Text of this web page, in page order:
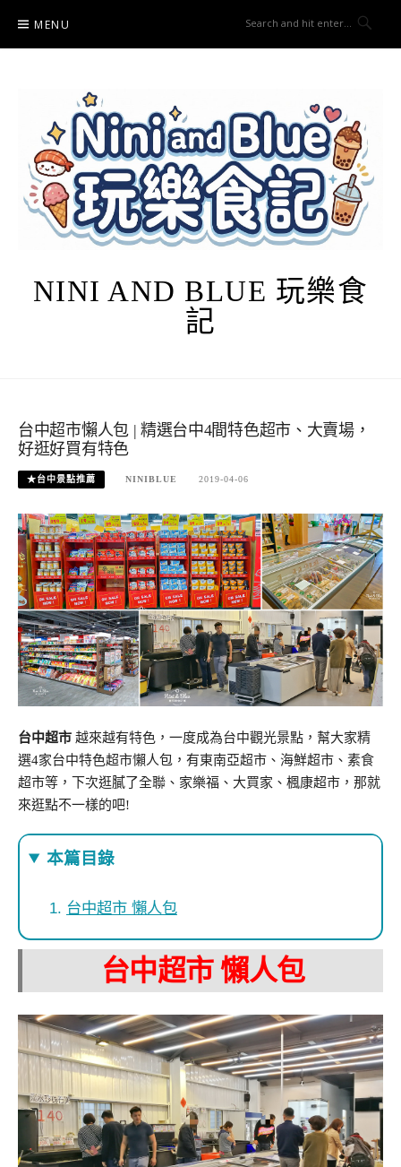
content
MENU
NINI AND BLUE 玩樂食
記
台中超市懶人包 | 精選台中4間特色超市、大賣場，
好逛好買有特色
★台中景點推薦 NINIBLUE 2019-04-06
台中超市 越來越有特色，一度成為台中觀光景點，幫大家精
選4家台中特色超市懶人包，有東南亞超市、海鮮超市、素食
超市等，下次逛膩了全聯、家樂福、大買家、楓康超市，那就
來逛點不一樣的吧!
本篇目錄
台中超市 懶人包
台中超市 懶人包